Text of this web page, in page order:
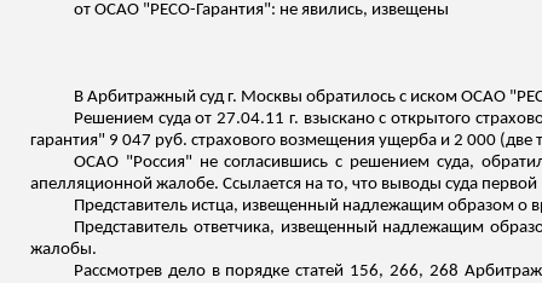
от ОСАО "РЕСО-Гарантия": не явились, извещены
В Арбитражный суд г. Москвы обратилось с иском ОСАО
Решением суда от 27.04.11 г. взыскано с открытого
гарантия" 9 047 руб. страхового возмещения ущерба и 2 000 (две
ОСАО "Россия" не согласившись с решением суда,
апелляционной жалобе. Ссылается на то, что выводы суда
Представитель истца, извещенный надлежащим образом о
Представитель ответчика, извещенный надлежащим
жалобы.
Рассмотрев дело в порядке статей 156, 266, 268